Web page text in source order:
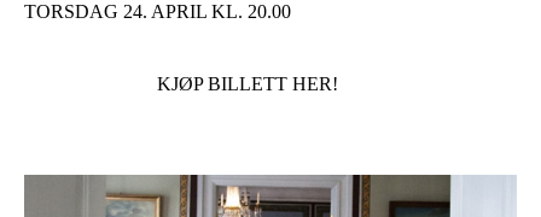
TORSDAG 24. APRIL KL. 20.00
KJØP BILLETT HER!